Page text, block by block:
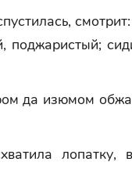
поджаристый;
да изюмом
лопатку,